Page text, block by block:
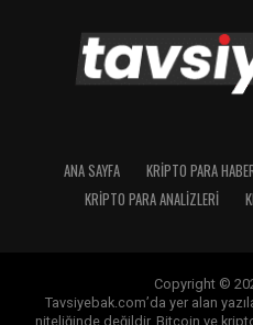
ANA SAYFA KRIPTO PARA
KRIPTO PARA ANALIZLERI
Copyright ©
Tavsiyebak.com’da yer alan
niteliğinde değildir. Bitcoin ve